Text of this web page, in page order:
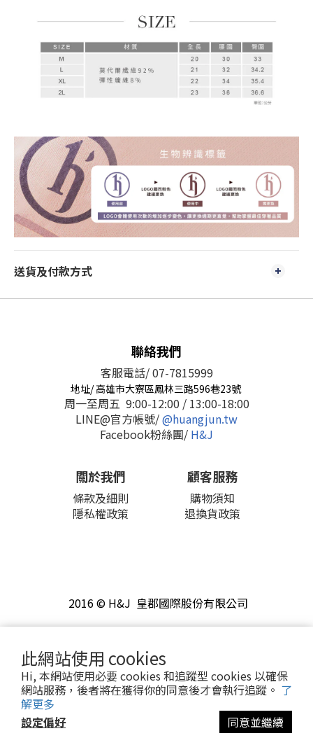
此網站使用 cookies
Hi, 本網站使用必要 cookies 和追蹤型 cookies 以確保
網站服務，後者將在獲得你的同意後才會執行追蹤。 了
解更多
設定偏好
同意並繼續
送貨及付款方式
聯絡我們
客服電話/ 07-7815999
地址/ 高雄市大寮區鳳林三路596巷23號
周一至周五 9:00-12:00 / 13:00-18:00
LINE@官方帳號/@huangjun.tw
Facebook粉絲團/ H&J
關於我們
條款及細則
隱私權政策
顧客服務
購物須知
退換貨政策
2016 © H&J 皇郡國際股份有限公司